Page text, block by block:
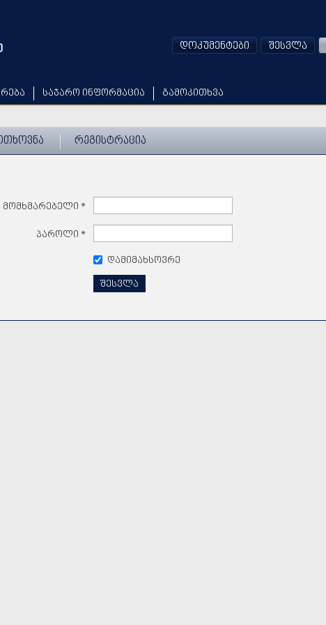
საჯარო ინფორმაცია გამოკითხვა
დოკუმენტები შესვლა
რეგისტრაცია
მომხმარებელი *
პაროლი *
დამიმახსოვრე
შესვლა